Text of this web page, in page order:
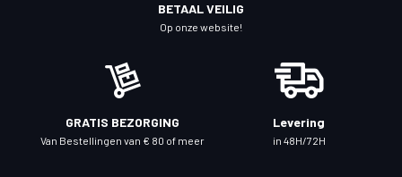
BETAAL VEILIG
Op onze website!
GRATIS BEZORGING
Van Bestellingen van € 80 of meer
Levering
in 48H/72H